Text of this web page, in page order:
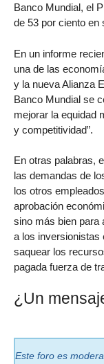
Banco Mundial, el
de 53 por ciento en
En un informe
una de las
y la nueva Alianza
Banco Mundial se
mejorar la equidad
y competitividad”.
En otras palabras,
las demandas de
los otros
aprobación
sino más bien para
a los inversionistas
saquear los
pagada fuerza de
¿Un
Este foro es